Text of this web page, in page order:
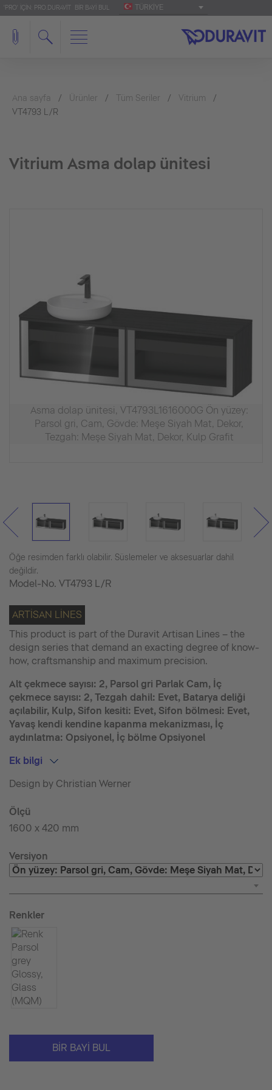
'PRO' IÇIN: PRO.DURAVIT BIR BAYI BUL TÜRKIYE
Ana sayfa Ürünler Tüm Seriler
Vitrium
VT4793 L/R
Vitrium Asma dolap ünitesi
Asma dolap ünitesi, VT4793L1616000G Ön yüzey:
Parsol gri, Cam, Gövde: Meşe Siyah Mat, Dekor,
Tezgah: Meşe Siyah Mat, Dekor, Kulp Grafit
Öğe resimden farklı olabilir. Süslemeler ve aksesuarlar dahil
değildir.
Model-No. VT4793 L/R
ARTISAN LINES
This product is part of the Duravit Artisan Lines – the
design series that demand an exacting degree of know-
how, craftsmanship and maximum precision.
Alt çekmece sayısı: 2, Parsol gri Parlak Cam, İç
çekmece sayısı: 2, Tezgah dahil: Evet, Batarya deliği
açılabilir, Kulp, Sifon kesiti: Evet, Sifon bölmesi: Evet,
Yavaş kendi kendine kapanma mekanizması, İç
aydınlatma: Opsiyonel, İç bölme Opsiyonel
Ek bilgi
Design by Christian Werner
Ölçü
1600 x 420 mm
Versiyon
Renkler
BIR BAYI BUL